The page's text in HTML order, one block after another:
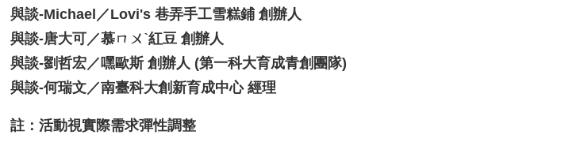
與談-Michael／Lovi's 巷弄手工雪糕鋪 創辦人
與談-唐大可／慕ㄇㄨˋ紅豆 創辦人
與談-劉哲宏／嘿歐斯 創辦人 (第一科大育成青創團隊)
與談-何瑞文／南臺科大創新育成中心 經理
註：活動視實際需求彈性調整